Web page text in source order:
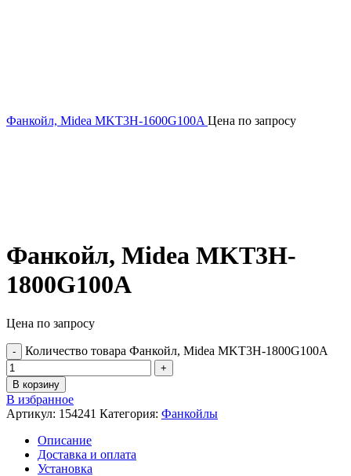
Фанкойл, Midea MKT3H-1600G100A Цена по запросу
Фанкойл, Midea MKT3H-
1800G100A
Цена по запросу
Количество товара Фанкойл, Midea MKT3H-1800G100A
В корзину
В избранное
Артикул: 154241 Категория: Фанкойлы
Описание
Доставка и оплата
Установка